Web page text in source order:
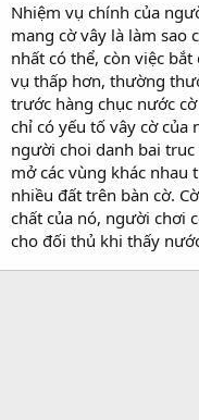
Nhiệm vụ chính của
mang cờ vây là làm sao
nhất có thể, còn việc
vụ thấp hơn, thường
trước hàng chục nước
chỉ có yếu tố vây cờ của
người choi danh bai
mở các vùng khác nhau
nhiều đất trên bàn cờ.
chất của nó, người chơi
cho đối thủ khi thấy